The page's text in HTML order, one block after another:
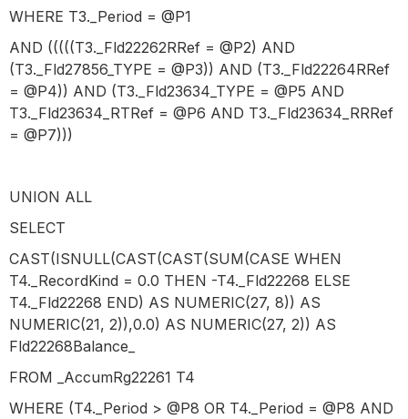
WHERE T3._Period = @P1
AND (((((T3._Fld22262RRef = @P2) AND
(T3._Fld27856_TYPE = @P3)) AND (T3._Fld22264RRef
= @P4)) AND (T3._Fld23634_TYPE = @P5 AND
T3._Fld23634_RTRef = @P6 AND T3._Fld23634_RRRef
= @P7)))
UNION ALL
SELECT
CAST(ISNULL(CAST(CAST(SUM(CASE WHEN
T4._RecordKind = 0.0 THEN -T4._Fld22268 ELSE
T4._Fld22268 END) AS NUMERIC(27, 8)) AS
NUMERIC(21, 2)),0.0) AS NUMERIC(27, 2)) AS
Fld22268Balance_
FROM _AccumRg22261 T4
WHERE (T4._Period > @P8 OR T4._Period = @P8 AND